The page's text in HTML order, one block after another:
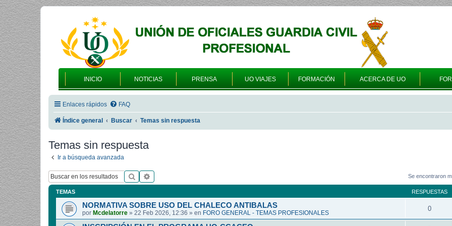
INICIO NOTICIAS PRENSA UO VIAJES FORMACIÓN ACERCA DE UO
Enlaces rápidos FAQ
Índice general Buscar Temas sin respuesta
Temas sin respuesta
Ir a búsqueda avanzada
Buscar Se encontraron
TEMAS RESPUESTAS
NORMATIVA SOBRE USO DEL CHALECO ANTIBALAS
por Mcdelatorre » 22 Feb 2026, 12:36 » en FORO GENERAL - TEMAS PROFESIONALES
0